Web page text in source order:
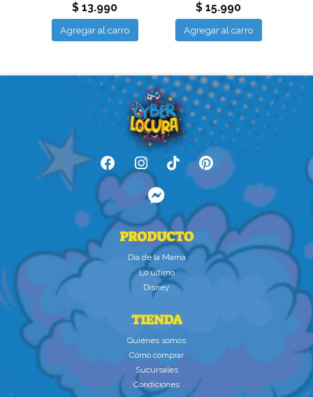
$ 13.990
Agregar al carro
$ 15.990
Agregar al carro
PRODUCTO
Dìa de la Mamà
Lo último
Disney
TIENDA
Quiénes somos
Cómo comprar
Sucursales
Condiciones